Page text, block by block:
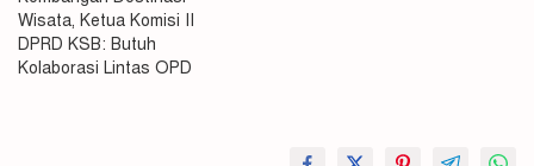
Wisata, Ketua Komisi II
DPRD KSB: Butuh
Kolaborasi Lintas OPD